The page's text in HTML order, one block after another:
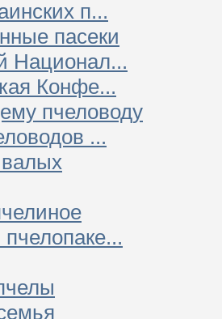
п...
пасеки
Национал...
Конфе...
пчеловоду
...